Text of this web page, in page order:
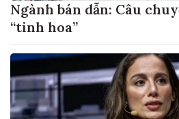
Ngành bán dẫn: Câu
“tinh hoa”